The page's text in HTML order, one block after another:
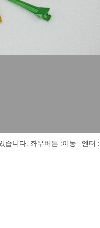
습니다. 좌우버튼 :이동 | 엔터